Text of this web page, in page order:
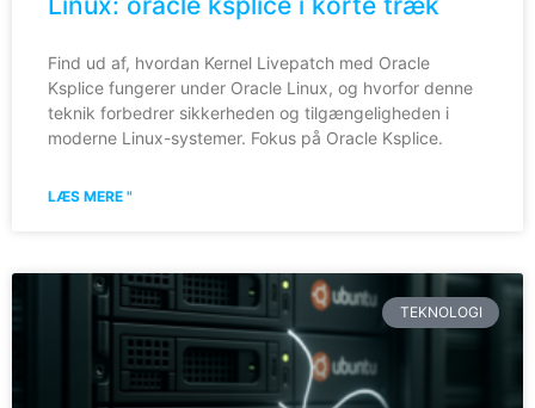
Find ud af, hvordan Kernel Livepatch med Oracle
Ksplice fungerer under Oracle Linux, og hvorfor denne
teknik forbedrer sikkerheden og tilgængeligheden i
moderne Linux-systemer. Fokus på Oracle Ksplice.
LÆS MERE "
TEKNOLOGI